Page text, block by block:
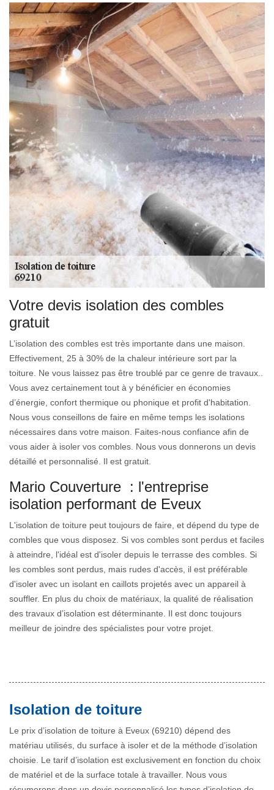
Votre devis isolation des combles
gratuit
L’isolation des combles est très importante dans une maison.
Effectivement, 25 à 30% de la chaleur intérieure sort par la
toiture. Ne vous laissez pas être troublé par ce genre de travaux..
Vous avez certainement tout à y bénéficier en économies
d’énergie, confort thermique ou phonique et profit d'habitation.
Nous vous conseillons de faire en même temps les isolations
nécessaires dans votre maison. Faites-nous confiance afin de
vous aider à isoler vos combles. Nous vous donnerons un devis
détaillé et personnalisé. Il est gratuit.
Mario Couverture : l'entreprise
isolation performant de Eveux
L'isolation de toiture peut toujours de faire, et dépend du type de
combles que vous disposez. Si vos combles sont perdus et faciles
à atteindre, l'idéal est d'isoler depuis le terrasse des combles. Si
les combles sont perdus, mais rudes d'accès, il est préférable
d'isoler avec un isolant en caillots projetés avec un appareil à
souffler. En plus du choix de matériaux, la qualité de réalisation
des travaux d’isolation est déterminante. Il est donc toujours
meilleur de joindre des spécialistes pour votre projet.
Isolation de toiture
Le prix d’isolation de toiture à Eveux (69210) dépend des
matériau utilisés, du surface à isoler et de la méthode d’isolation
choisie. Le tarif d’isolation est exclusivement en fonction du choix
de matériel et de la surface totale à travailler. Nous vous